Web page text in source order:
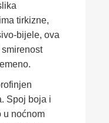
tirkizne,
bijele, ova
Spoj boja i
u noćnom